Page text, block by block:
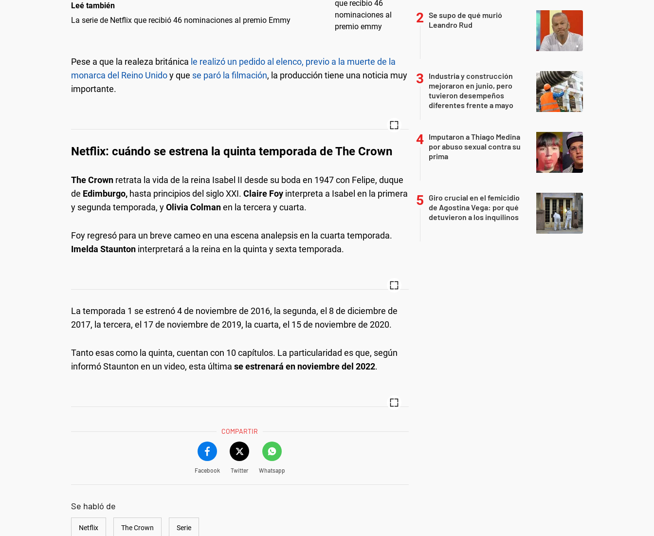
Leé también
La serie de Netflix que recibió 46 nominaciones al premio Emmy
Pese a que la realeza británica le realizó un pedido al elenco, previo a la muerte de la
monarca del Reino Unidoy que se paró la filmación, la producción tiene una noticia muy
importante.
Netflix: cuándo se estrena la quinta temporada de The Crown
The Crown retrata la vida de la reina Isabel II desde su boda en 1947 con Felipe, duque
de Edimburgo, hasta principios del siglo XXI. Claire Foy interpreta a Isabel en la primera
y segunda temporada, yOlivia Colmanen la tercera y cuarta.
Foy regresó para un breve cameo en una escena analepsis en la cuarta temporada.
Imelda Staunton interpretará a la reina en la quinta y sexta temporada.
La temporada 1 se estrenó 4 de noviembre de 2016, la segunda, el 8 de diciembre de
2017, la tercera, el 17 de noviembre de 2019, la cuarta, el 15 de noviembre de 2020.
Tanto esas como la quinta, cuentan con 10 capítulos. La particularidad es que, según
informó Staunton en un video, esta última se estrenará en noviembre del 2022.
COMPARTIR
Facebook Twitter Whatsapp
Se habló de
Netflix The Crown Serie
Se supo de qué murió
Leandro Rud
Industria y construcción
mejoraron en junio, pero
tuvieron desempeños
diferentes frente a mayo
Imputaron a Thiago Medina
por abuso sexual contra su
prima
Giro crucial en el femicidio
de Agostina Vega: por qué
detuvieron a los inquilinos